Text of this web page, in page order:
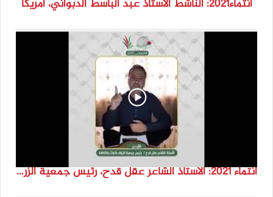
انتماء2021: الناشط الاستاذ عبد الباسط الدبواني، أمريكا
انتماء 2021: الاستاذ الشاعر عقل قدح، رئيس جمعية الزرقاء للتراث والثقافة، الاردن